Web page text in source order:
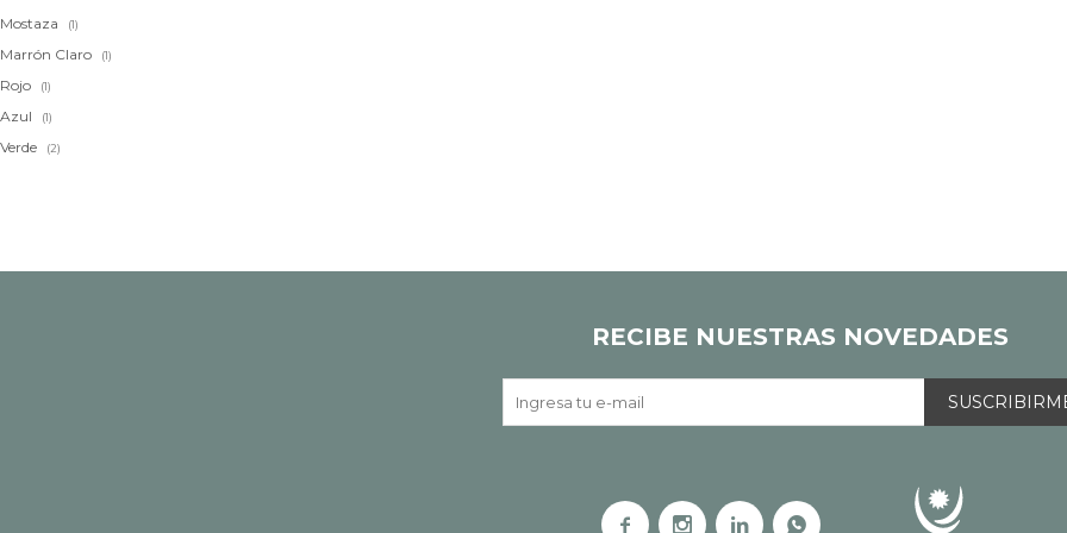
Mostaza (1)
Marrón Claro (1)
Rojo (1)
Azul (1)
Verde (2)
RECIBE NUESTRAS NOVEDADES
   